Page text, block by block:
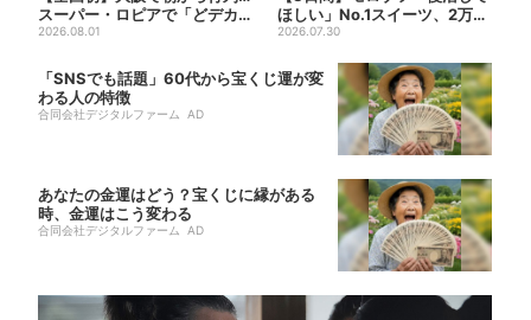
スーパー・ロピアで「どデカ
抽選会」、開始30分で“1...
2026.08.01
ほしい」No.1スイーツ、2万3
865票から選ばれた...
2026.07.30
「SNSでも話題」60代から宝くじ運が変
わる人の特徴
合同会社デジタルファーム AD
あなたの金運はどう？宝くじに縁がある
時、金運はこう変わる
合同会社デジタルファーム AD